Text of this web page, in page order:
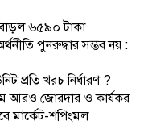
বাড়ল ৬৫৯০ টাকা
পুনরুদ্ধার সম্ভব নয় :
প্রতি খরচ নির্ধারণ ?
আরও জোরদার ও কার্যকর
মার্কেট-শপিংমল